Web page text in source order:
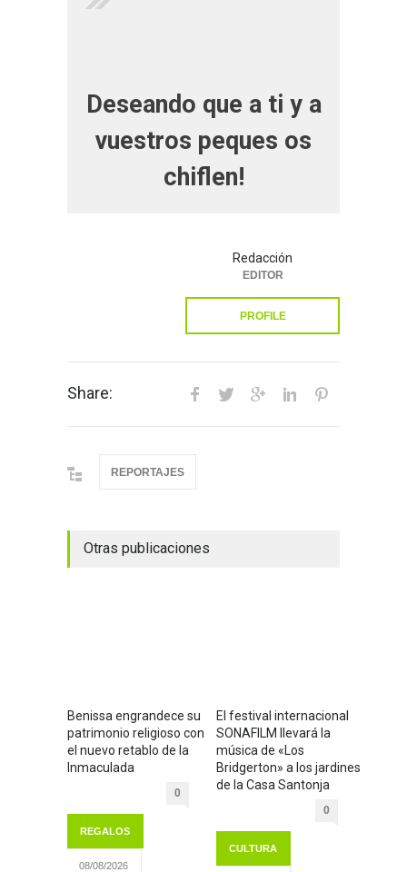
Deseando que a ti y a
vuestros peques os
chiflen!
Redacción
EDITOR
PROFILE
Share:
REPORTAJES
Otras publicaciones
Benissa engrandece su
patrimonio religioso con
el nuevo retablo de la
Inmaculada
0
REGALOS
08/08/2026
El festival internacional
SONAFILM llevará la
música de «Los
Bridgerton» a los jardines
de la Casa Santonja
0
CULTURA